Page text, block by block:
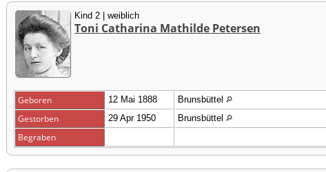
Kind 2 | weiblich
Toni Catharina Mathilde Petersen
Geboren 12 Mai 1888 Brunsbüttel
Gestorben 29 Apr 1950 Brunsbüttel
Begraben